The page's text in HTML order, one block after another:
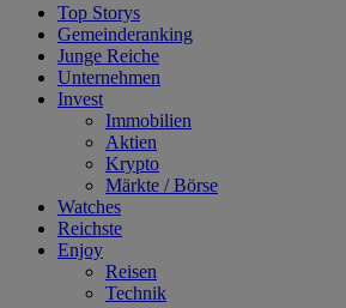
Top Storys
Gemeinderanking
Junge Reiche
Unternehmen
Invest
Immobilien
Aktien
Krypto
Märkte / Börse
Watches
Reichste
Enjoy
Reisen
Technik